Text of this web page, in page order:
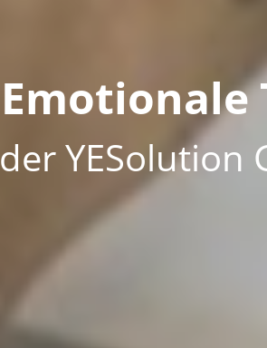
Emotionale
der YESolution